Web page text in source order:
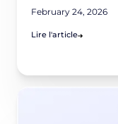
February 24, 2026
Lire l'article